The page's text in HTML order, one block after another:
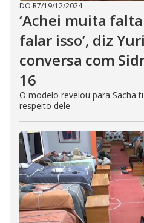
DO R7/19/12/2024
‘Achei muita
falar isso’, diz
conversa com
16
O modelo revelou para Sacha
respeito dele